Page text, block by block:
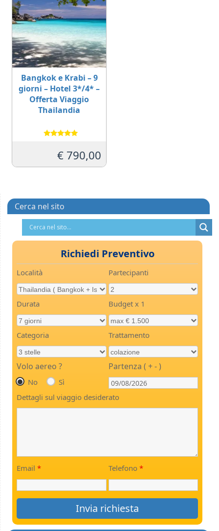
Bangkok e Krabi – 9
giorni – Hotel 3*/4* –
Offerta Viaggio
Thailandia
su 5€ 790,00
Cerca nel sito
Richiedi Preventivo
Località Partecipanti
Durata Budget x 1
Categoria Trattamento
Volo aereo ?
No Sì
Partenza ( + - )
Dettagli sul viaggio desiderato
Email * Telefono *